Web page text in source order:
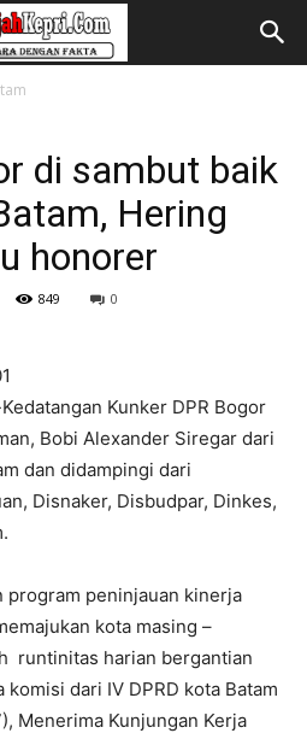
di sambut baik
Hering
honorer
849 0
Kunker DPR Bogor
Bobi Alexander Siregar dari
dan didampingi dari
Disnaker, Disbudpar, Dinkes,
program peninjauan kinerja
kota masing –
runtinitas harian bergantian
dari IV DPRD kota Batam
Menerima Kunjungan Kerja